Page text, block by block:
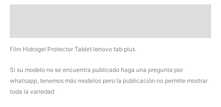
plus
Film Hidrogel Protector Tablet lenovo tab plus
Si su modelo no se encuentra publicado haga una pregunta por
whatsapp, tenemos más modelos pero la publicación no permite mostrar
toda la variedad